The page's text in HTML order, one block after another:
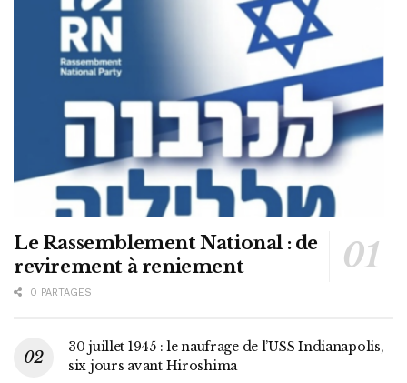
Le Rassemblement National : de
revirement à reniement
0 PARTAGES
30 juillet 1945 : le naufrage de l’USS Indianapolis,
six jours avant Hiroshima